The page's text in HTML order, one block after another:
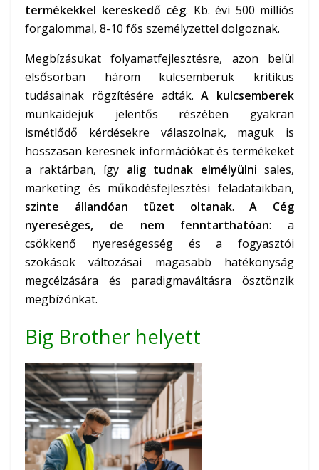
termékekkel kereskedő cég. Kb. évi 500 milliós
forgalommal, 8-10 fős személyzettel dolgoznak.
Megbízásukat folyamatfejlesztésre, azon belül
elsősorban három kulcsemberük kritikus
tudásainak rögzítésére adták.A kulcsemberek
munkaidejük jelentős részében gyakran
ismétlődő kérdésekre válaszolnak, maguk is
hosszasan keresnek információkat és termékeket
a raktárban, így alig tudnak elmélyülni sales,
marketing és működésfejlesztési feladataikban,
szinte állandóan tüzet oltanak.A Cég
nyereséges, de nem fenntarthatóan: a
csökkenő nyereségesség és a fogyasztói
szokások változásai magasabb hatékonyság
megcélzására és paradigmaváltásra ösztönzik
megbízónkat.
Big Brother helyett